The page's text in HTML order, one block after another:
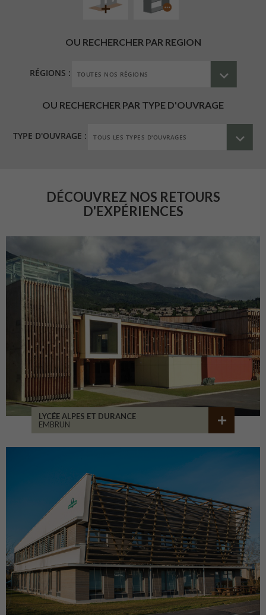
OU RECHERCHER PAR REGION
RÉGIONS :
OU RECHERCHER PAR TYPE D'OUVRAGE
TYPE D'OUVRAGE :
DÉCOUVREZ NOS RETOURS
D'EXPÉRIENCES
LYCÉE ALPES ET DURANCE
EMBRUN